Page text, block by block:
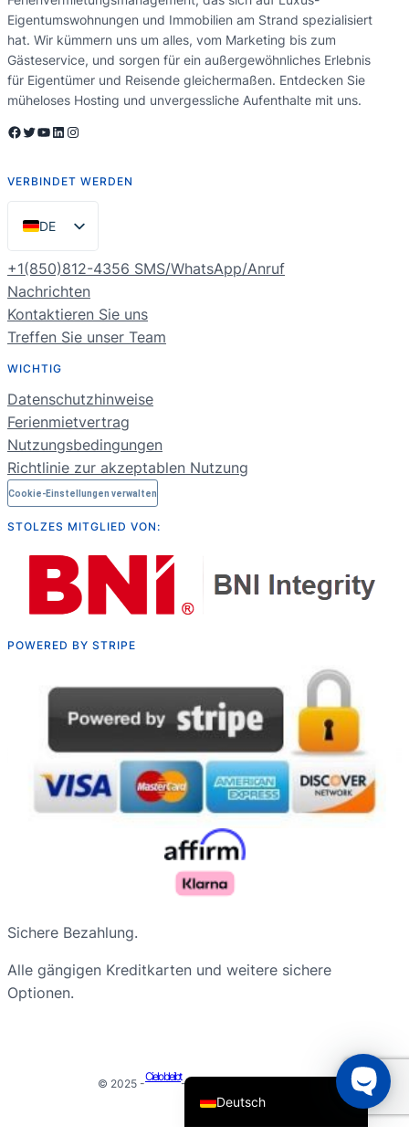
Eigentumswohnungen und Immobilien am Strand spezialisiert
hat. Wir kümmern uns um alles, vom Marketing bis zum
Gästeservice, und sorgen für ein außergewöhnliches Erlebnis
für Eigentümer und Reisende gleichermaßen. Entdecken Sie
müheloses Hosting und unvergessliche Aufenthalte mit uns.
Facebook Twitter YouTube LinkedIn Instagram
VERBINDET WERDEN
DE
EN
ES
PT
FR
NL
RU
+1(850)812-4356 SMS/WhatsApp/Anruf
Nachrichten
Kontaktieren Sie uns
Treffen Sie unser Team
WICHTIG
Datenschutzhinweise
Ferienmietvertrag
Nutzungsbedingungen
Richtlinie zur akzeptablen Nutzung
Cookie-Einstellungen verwalten
STOLZES MITGLIED VON:
POWERED BY STRIPE
Sichere Bezahlung.
Alle gängigen Kreditkarten und weitere sichere
Optionen.
© 2025 -
Cielo bleibt
- Alle Rechte vorbehalten
Deutsch
Français du Canada